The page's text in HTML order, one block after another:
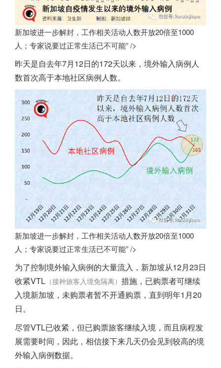
新加坡进一步解封，工作相关活动人数开放20倍至1000
人；专家说要过正常生活已不可能” />
昨天是自去年7月12日的172天以来，境外输入病例人
数首次高于本地社区病例人数。
新加坡进一步解封，工作相关活动人数开放20倍至1000
人；专家说要过正常生活已不可能” />
为了控制境外输入病例的大量流入， 新加坡从12月23日
收紧VTL （接种旅客入境免隔离） 措施，已购票者可继续
入境新加坡 ，未购票者暂不开通购票，直到明年1月20
日。
尽管VTL已收紧，但已购票旅客继续入境，而且病程发
展需要时间，因此，相信接下来几天仍会见到较高的境
外输入病例数据。